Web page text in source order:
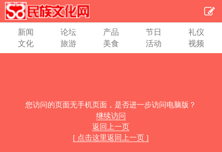
新闻 论坛 产品 节日
礼仪
文化
旅游 美食 活动 视频
您访问的页面无手机页面，是否进一步访问电脑版？
继续访问
返回上一页
[ 点击这里返回上一页 ]